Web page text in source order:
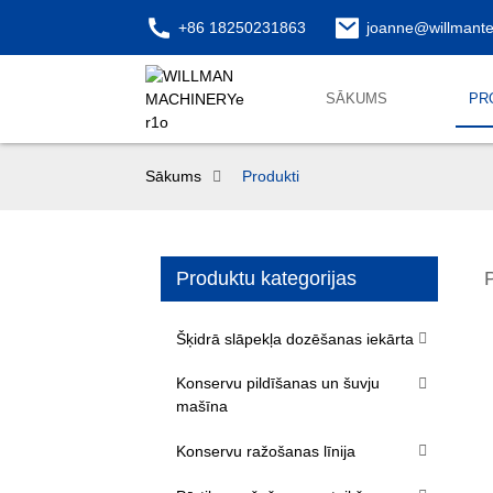
+86 18250231863
SĀKUMS
Sākums Produkti
Produktu kategorijas
Šķidrā slāpekļa dozēšanas iekārta
Konservu pildīšanas un šuvju
mašīna
Konservu ražošanas līnija